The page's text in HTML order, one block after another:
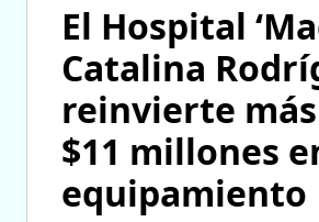
El Hospital
Catalina
reinvierte
$11 millones
equipamiento